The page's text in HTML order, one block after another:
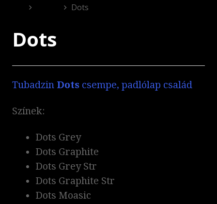
Dots
Dots
Tubadzin Dots csempe, padlólap család
Színek:
Dots Grey
Dots Graphite
Dots Grey Str
Dots Graphite Str
Dots Moasic